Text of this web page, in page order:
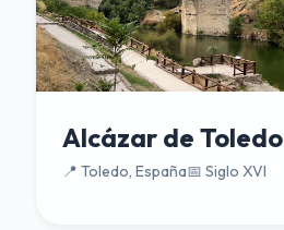
Alcázar de Toledo
📍 Toledo, España📅 Siglo XVI